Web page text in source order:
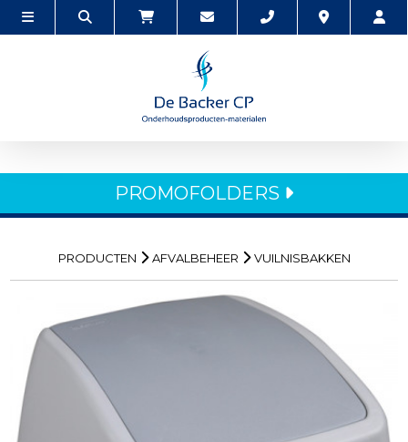
PROMOFOLDERS
PRODUCTEN AFVALBEHEER VUILNISBAKKEN